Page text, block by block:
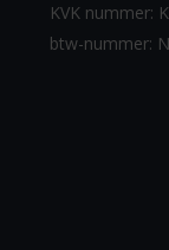
KVK nummer:
btw-nummer: